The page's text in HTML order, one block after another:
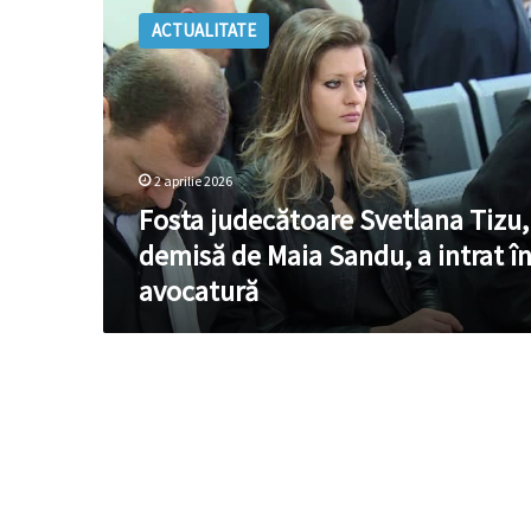
judecătoare
Svetlana
Tizu,
demisă
de
Maia
Sandu,
a
intrat
în
avocatură
ACTUALITATE
2 aprilie 2026
Fosta judecătoare Svetlana Tizu,
demisă de Maia Sandu, a intrat în
avocatură